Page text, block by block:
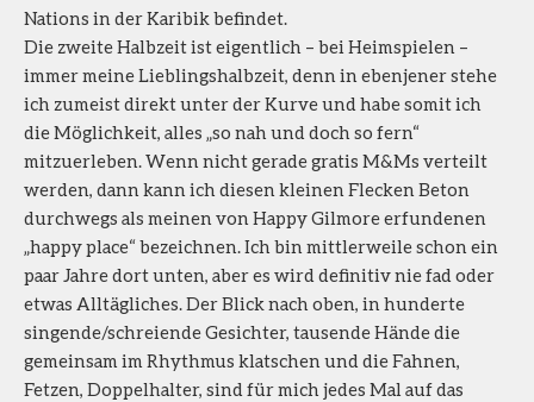
Nations in der Karibik befindet.
Die zweite Halbzeit ist eigentlich – bei Heimspielen –
immer meine Lieblingshalbzeit, denn in ebenjener stehe
ich zumeist direkt unter der Kurve und habe somit ich
die Möglichkeit, alles „so nah und doch so fern“
mitzuerleben. Wenn nicht gerade gratis M&Ms verteilt
werden, dann kann ich diesen kleinen Flecken Beton
durchwegs als meinen von Happy Gilmore erfundenen
„happy place“ bezeichnen. Ich bin mittlerweile schon ein
paar Jahre dort unten, aber es wird definitiv nie fad oder
etwas Alltägliches. Der Blick nach oben, in hunderte
singende/schreiende Gesichter, tausende Hände die
gemeinsam im Rhythmus klatschen und die Fahnen,
Fetzen, Doppelhalter, sind für mich jedes Mal auf das